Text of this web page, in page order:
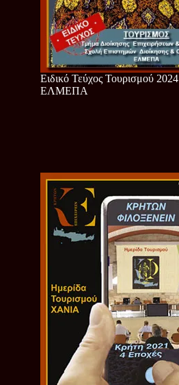
Ειδικό Τεύχος Τουρισμού 2024 |
ΕΛΜΕΠΑ